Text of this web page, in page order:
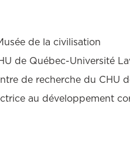
de la civilisation
de Québec-Université
de recherche du CHU
au développement